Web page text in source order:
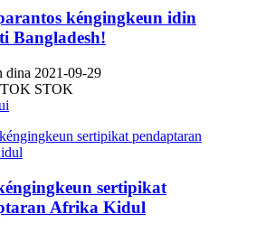
kéngingkeun idin
Bangladesh!
dina 2021-09-29
STOK
sertipikat
Afrika Kidul